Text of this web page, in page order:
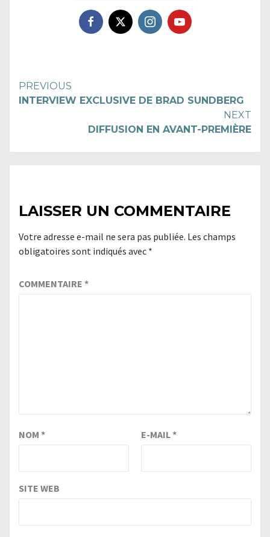
Continue
PREVIOUS
INTERVIEW EXCLUSIVE DE BRAD SUNDBERG
NEXT
DIFFUSION EN AVANT-PREMIÈRE
LAISSER UN COMMENTAIRE
Votre adresse e-mail ne sera pas publiée. Les champs
obligatoires sont indiqués avec *
COMMENTAIRE *
NOM * E-MAIL*
SITE WEB